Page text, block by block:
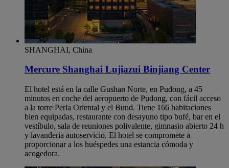
SHANGHAI, China
Mercure Shanghai Lujiazui Binjiang Center
El hotel está en la calle Gushan Norte, en Pudong, a 45
minutos en coche del aeropuerto de Pudong, con fácil acceso
a la torre Perla Oriental y el Bund. Tiene 166 habitaciones
bien equipadas, restaurante con desayuno tipo bufé, bar en el
vestíbulo, sala de reuniones polivalente, gimnasio abierto 24 h
y lavandería autoservicio. El hotel se compromete a
proporcionar a los huéspedes una estancia cómoda y
acogedora.